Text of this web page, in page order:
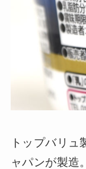
トップバリ
ャパンが製造